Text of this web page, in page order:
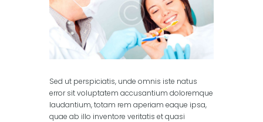
Sed ut perspiciatis, unde omnis iste natus
error sit voluptatem accusantium doloremque
laudantium, totam rem aperiam eaque ipsa,
quae ab illo inventore veritatis et quasi